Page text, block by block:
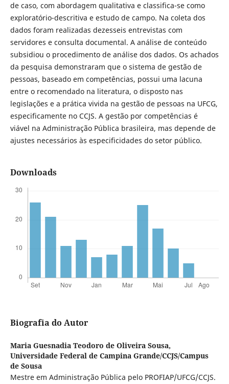
de caso, com abordagem qualitativa e classifica-se como
exploratório-descritiva e estudo de campo. Na coleta dos
dados foram realizadas dezesseis entrevistas com
servidores e consulta documental. A análise de conteúdo
subsidiou o procedimento de análise dos dados. Os achados
da pesquisa demonstraram que o sistema de gestão de
pessoas, baseado em competências, possui uma lacuna
entre o recomendado na literatura, o disposto nas
legislações e a prática vivida na gestão de pessoas na UFCG,
especificamente no CCJS. A gestão por competências é
viável na Administração Pública brasileira, mas depende de
ajustes necessários às especificidades do setor público.
Downloads
Biografia do Autor
Maria Guesnadia Teodoro de Oliveira Sousa,
Universidade Federal de Campina Grande/CCJS/Campus
de Sousa
Mestre em Administração Pública pelo PROFIAP/UFCG/CCJS.